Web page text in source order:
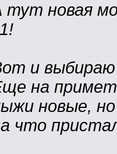
тут новая
и выбираю
на
новые,
что